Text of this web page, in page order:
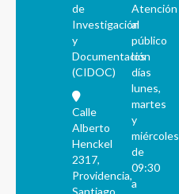
de
Investigación
y
Documentación
(CIDOC)
Calle
Alberto
Henckel
2317,
Providencia,
Santiago
Atención
al
público
los
días
lunes,
martes
y
miércoles
de
09:30
a